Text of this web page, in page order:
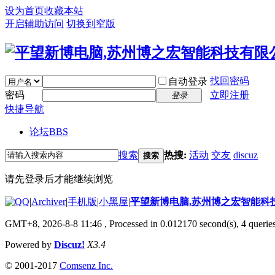
设为首页收藏本站
开启辅助访问 切换到窄版
自动登录 找回密码
密码
登录
立即注册
快捷导航
论坛BBS
搜索 搜索 热搜: 活动 交友 discuz
请先登录后才能继续浏览
|Archiver|手机版|小黑屋|平望新博电脑,苏州博之宏智能科
GMT+8, 2026-8-8 11:46 , Processed in 0.012170 second(s), 4
Powered by Discuz! X3.4
© 2001-2017 Comsenz Inc.